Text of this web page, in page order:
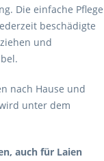
Die einfache Pflege
beschädigte
und
nach Hause und
unter dem
auch für Laien